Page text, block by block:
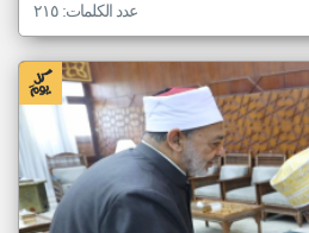
عدد الكلمات: ٢١٥